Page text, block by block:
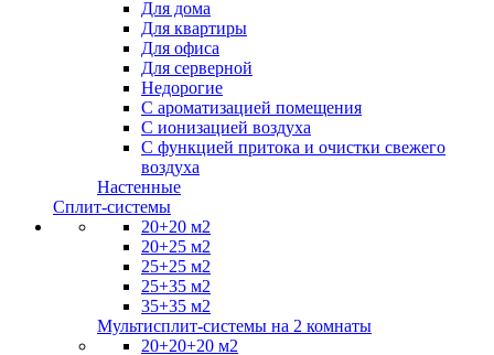
Для дома
Для квартиры
Для офиса
Для серверной
Недорогие
С ароматизацией помещения
С ионизацией воздуха
С функцией притока и очистки свежего
воздуха
Настенные
Сплит-системы
20+20 м2
20+25 м2
25+25 м2
25+35 м2
35+35 м2
Мультисплит-системы на 2 комнаты
20+20+20 м2